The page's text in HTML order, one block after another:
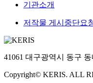
기관소개
저작물 게시중단요
41061 대구광역시 동구
Copyright© KERIS. ALL